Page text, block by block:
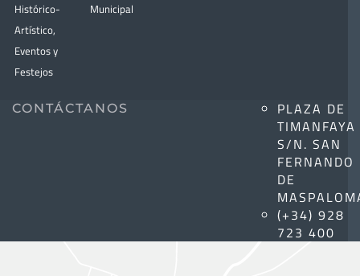
Histórico-
Artístico,
Eventos y
Festejos
Municipal
CONTÁCTANOS
PLAZA DE
TIMANFAYA
S/N. SAN
FERNANDO
DE
(+34) 928
723 400